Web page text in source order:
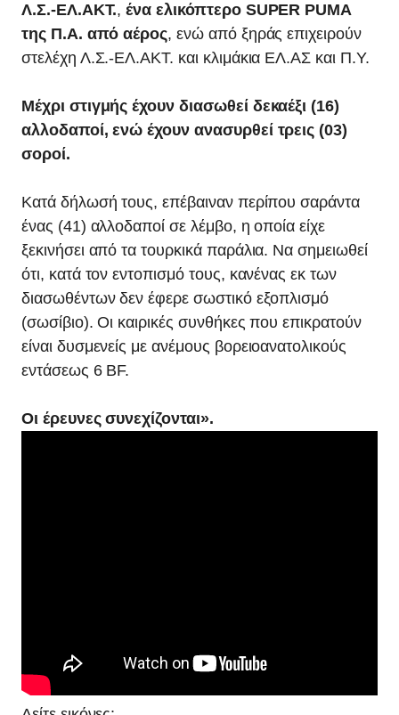
Λ.Σ.-ΕΛ.ΑΚΤ.,ένα ελικόπτερο SUPER PUMA
της Π.Α. από αέρος, ενώ από ξηράς επιχειρούν
στελέχη Λ.Σ.-ΕΛ.ΑΚΤ. και κλιμάκια ΕΛ.ΑΣ και Π.Υ.
Μέχρι στιγμής έχουν διασωθεί δεκαέξι (16)
αλλοδαποί, ενώ έχουν ανασυρθεί τρεις (03)
σοροί.
Κατά δήλωσή τους, επέβαιναν περίπου σαράντα
ένας (41) αλλοδαποί σε λέμβο, η οποία είχε
ξεκινήσει από τα τουρκικά παράλια. Να σημειωθεί
ότι, κατά τον εντοπισμό τους, κανένας εκ των
διασωθέντων δεν έφερε σωστικό εξοπλισμό
(σωσίβιο). Οι καιρικές συνθήκες που επικρατούν
είναι δυσμενείς με ανέμους βορειοανατολικούς
εντάσεως 6 BF.
Οι έρευνες συνεχίζονται».